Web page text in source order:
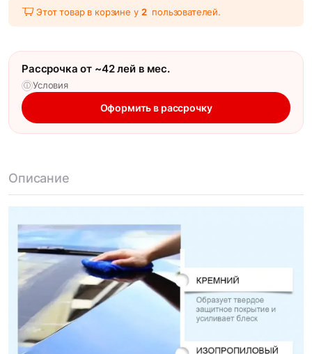
Этот товар в корзине у 2 пользователей.
Рассрочка от ~42 лей в мес.
ⓘ Условия
Оформить в рассрочку
Описание